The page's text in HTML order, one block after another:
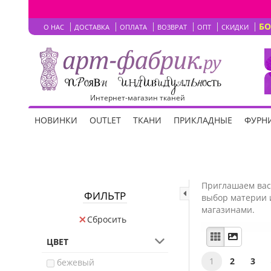
О НАС ДОСТАВКА ОПЛАТА ВОЗВРАТ ОПТ СКИДКИ
Интернет-магазин тканей
НОВИНКИ OUTLET ТКАНИ ПРИКЛАДНЫЕ
ФИЛЬТР
Сбросить
ЦВЕТ
бежевый
Приглашаем
выбор материи
магазинами.
1 2 3